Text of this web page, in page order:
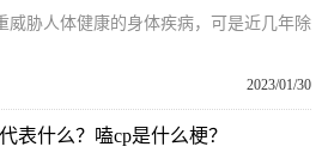
威胁人体健康的身体疾病，可是近几年除
2023/01/30
表什么？嗑cp是什么梗？